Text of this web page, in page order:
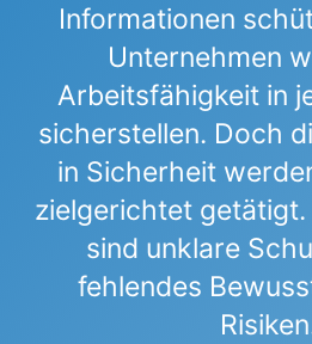
Informationen
Unternehmen
Arbeitsfähigkeit in
sicherstellen. Doch
in Sicherheit
zielgerichtet
sind unklare
fehlendes